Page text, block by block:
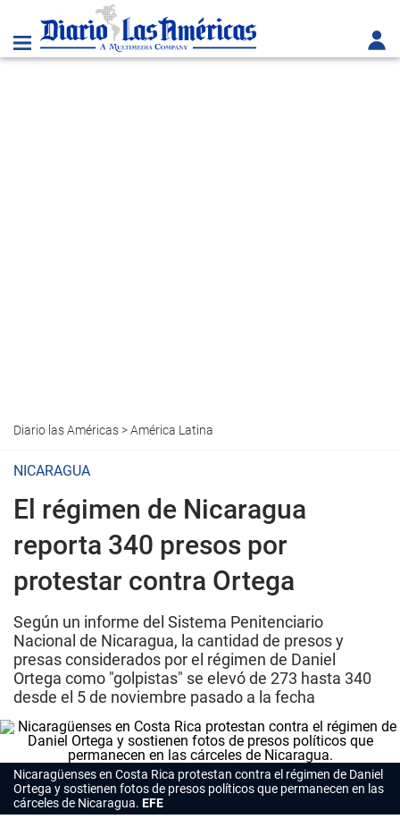
Diario las Américas>América Latina
NICARAGUA
El régimen de Nicaragua
reporta 340 presos por
protestar contra Ortega
Según un informe del Sistema Penitenciario
Nacional de Nicaragua, la cantidad de presos y
presas considerados por el régimen de Daniel
Ortega como "golpistas" se elevó de 273 hasta 340
desde el 5 de noviembre pasado a la fecha
Nicaragüenses en Costa Rica protestan contra el régimen de Daniel
Ortega y sostienen fotos de presos políticos que permanecen en las
cárceles de Nicaragua. EFE